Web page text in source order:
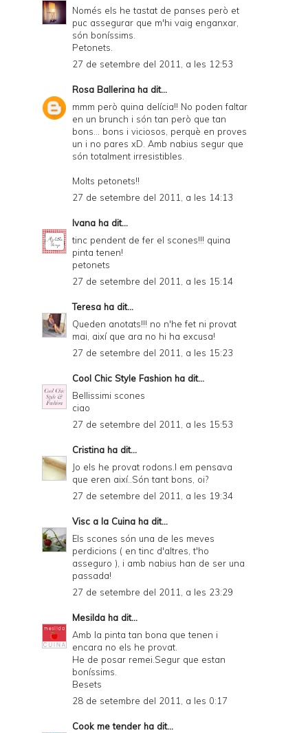
Només els he tastat de panses però et
puc assegurar que m'hi vaig enganxar,
són boníssims.
Petonets.
27 de setembre del 2011, a les 12:53
Rosa Ballerina ha dit...
mmm però quina delícia!! No poden faltar
en un brunch i són tan però que tan
bons... bons i viciosos, perquè en proves
un i no pares xD. Amb nabius segur que
són totalment irresistibles.
Molts petonets!!
27 de setembre del 2011, a les 14:13
Ivana ha dit...
tinc pendent de fer el scones!!! quina
pinta tenen!
petonets
27 de setembre del 2011, a les 15:14
Teresa ha dit...
Queden anotats!!! no n'he fet ni provat
mai, així que ara no hi ha excusa!
27 de setembre del 2011, a les 15:23
Cool Chic Style Fashion ha dit...
Bellissimi scones
ciao
27 de setembre del 2011, a les 15:53
Cristina ha dit...
Jo els he provat rodons.I em pensava
que eren així..Són tant bons, oi?
27 de setembre del 2011, a les 19:34
Visc a la Cuina ha dit...
Els scones són una de les meves
perdicions ( en tinc d'altres, t'ho
asseguro ), i amb nabius han de ser una
passada!
27 de setembre del 2011, a les 23:29
Mesilda ha dit...
Amb la pinta tan bona que tenen i
encara no els he provat.
He de posar remei.Segur que estan
boníssims.
Besets
28 de setembre del 2011, a les 0:17
Cook me tender ha dit...